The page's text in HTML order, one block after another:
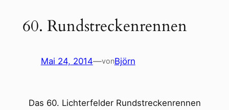
60. Rundstreckenrennen
Mai 24, 2014—vonBjörn
Das 60. Lichterfelder Rundstreckenrennen